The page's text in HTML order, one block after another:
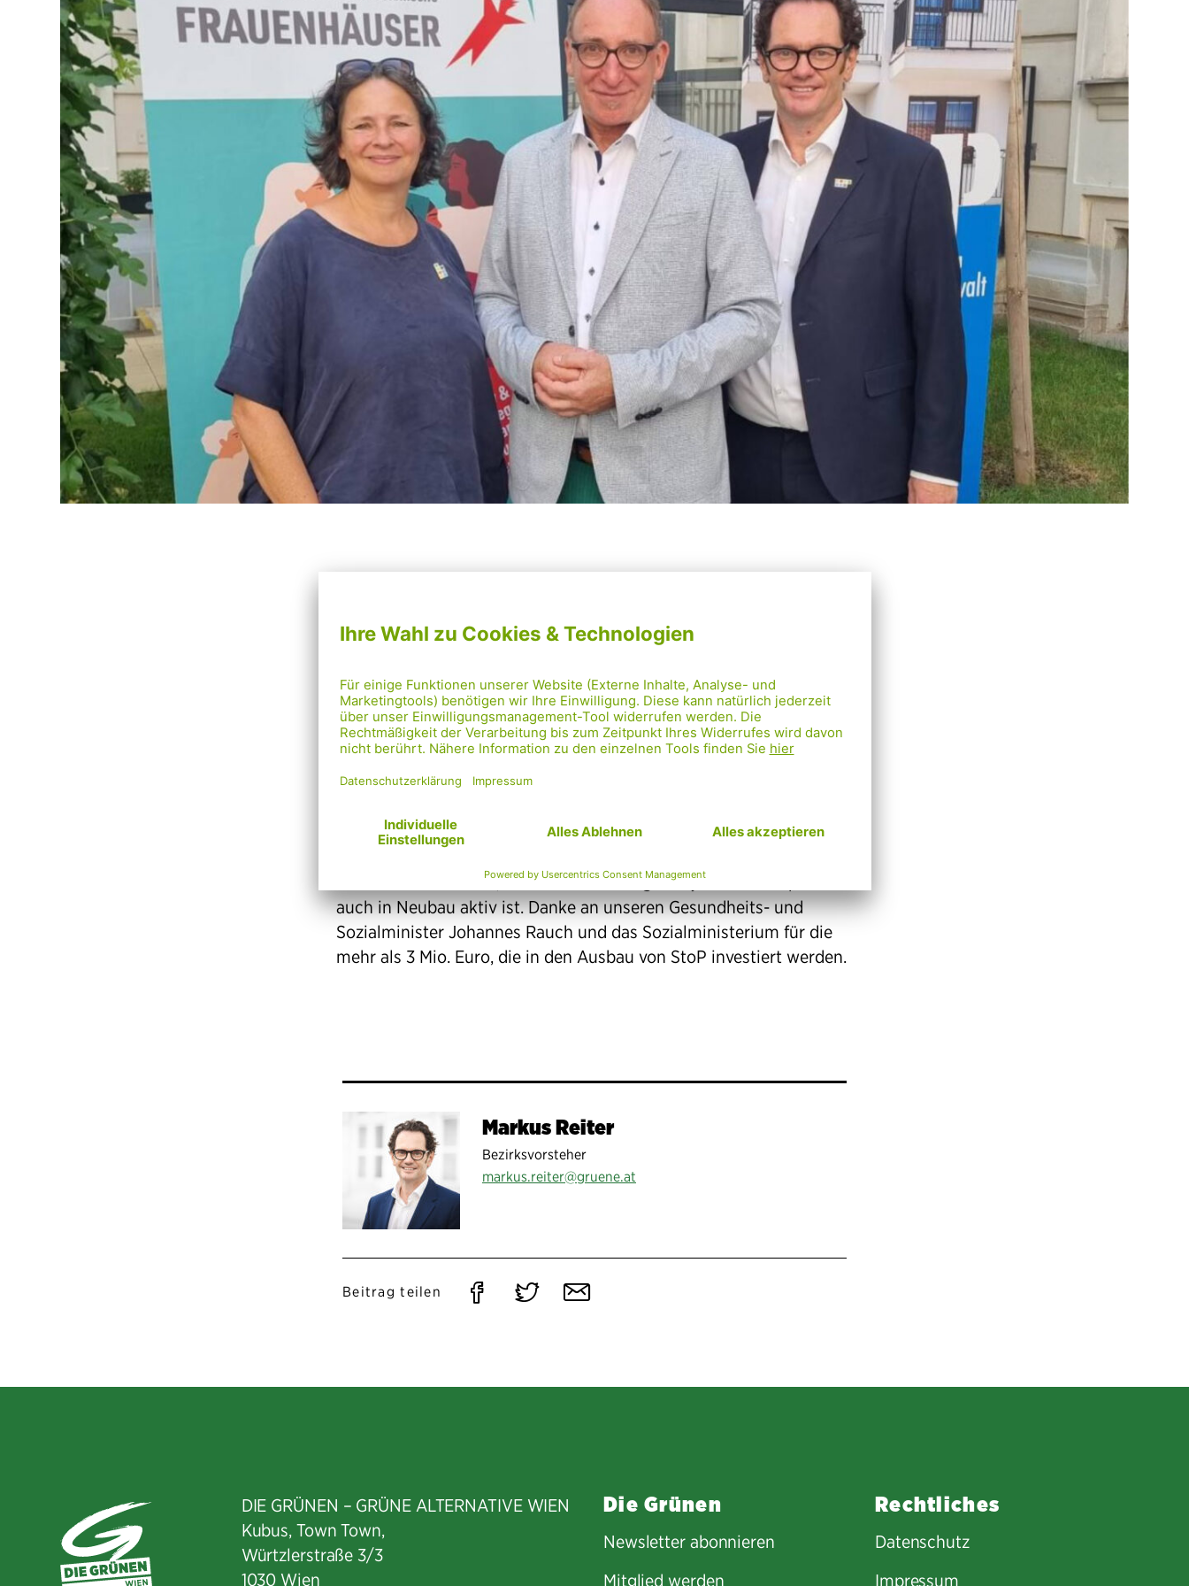
durch den (Ex-)Partner hat jede Dritte erfahren. Das eigene
Genau hier setzt das GewaltpräventionsprojektStoP Wien –
Stadtteile ohne Partnergewalt
an: Am Wohnort und in der
Nachbarschaft. Es geht darum, hinzuschauen und gemeinsam
Gewalt zu verhindern. StoP informiert und hilft, häusliche Gewalt
Wien. Wir freuen uns, dass dieses wichtige Projekt seit 1. September
auch in Neubau aktiv ist. Danke an unseren Gesundheits- und
Sozialminister Johannes Rauch und das Sozialministerium für die
mehr als 3 Mio. Euro, die in den Ausbau von StoP investiert werden.
Markus Reiter
Bezirksvorsteher
markus.reiter@gruene.at
Beitrag teilen
Auf Auf Per
DIE GRÜNEN – GRÜNE ALTERNATIVE WIEN
Kubus, Town Town,
Würtzlerstraße 3/3​
1030 Wien
Die Grünen
Newsletter abonnieren
Mitglied werden
Rechtliches
Datenschutz
Impressum